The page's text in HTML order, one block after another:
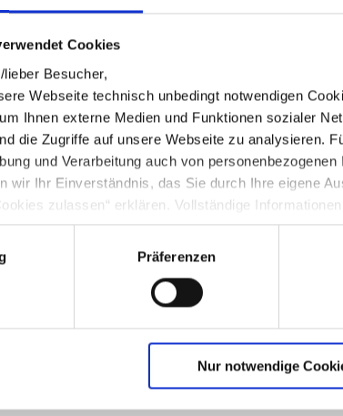
Cookies
Besucher,
Webseite technisch unbedingt notwendigen
Ihnen externe Medien und Funktionen sozialer
die Zugriffe auf unsere Webseite zu analysieren.
und Verarbeitung auch von
wir Ihr Einverständnis, das Sie durch Ihre eigene
zulassen“ erklären. Vollständige
Sie unter Punkt 3.4 in unserer
in die USA: Indem Sie die jeweiligen
a) DSGVO ein, dass durch das Setzen und
Präferenzen
Nur notwendige
Edge)
Webcam schaffen wir eine angenehme